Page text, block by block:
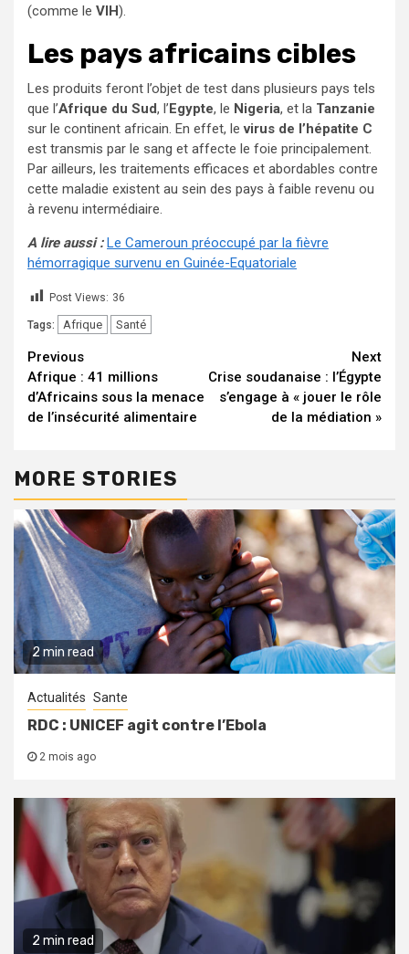
(comme le VIH).
Les pays africains cibles
Les produits feront l’objet de test dans plusieurs pays tels
que l’Afrique du Sud, l’Egypte, le Nigeria, et la Tanzanie
sur le continent africain. En effet, levirus de l’hépatite C
est transmis par le sang et affecte le foie principalement.
Par ailleurs, les traitements efficaces et abordables contre
cette maladie existent au sein des pays à faible revenu ou
à revenu intermédiaire.
A lire aussi :Le Cameroun préoccupé par la fièvre
hémorragique survenu en Guinée-Equatoriale
Post Views: 36
Tags: Afrique Santé
Continue
Reading
Previous
Afrique : 41 millions
d’Africains sous la menace
de l’insécurité alimentaire
Next
Crise soudanaise : l’Égypte
s’engage à « jouer le rôle
de la médiation »
MORE STORIES
2 min read
Actualités Sante
RDC : UNICEF agit contre l’Ebola
2 mois ago
2 min read